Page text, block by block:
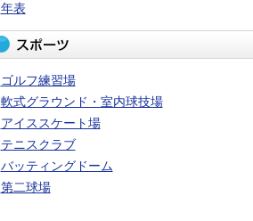
年表
ゴルフ練習場
軟式グラウンド・室内球技場
アイススケート場
テニスクラブ
バッティングドーム
第二球場